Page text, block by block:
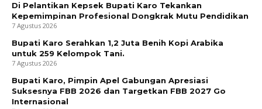
Di Pelantikan Kepsek Bupati Karo Tekankan
Kepemimpinan Profesional Dongkrak Mutu Pendidikan
7 Agustus 2026
Bupati Karo Serahkan 1,2 Juta Benih Kopi Arabika
untuk 259 Kelompok Tani.
7 Agustus 2026
Bupati Karo, Pimpin Apel Gabungan Apresiasi
Suksesnya FBB 2026 dan Targetkan FBB 2027 Go
Internasional